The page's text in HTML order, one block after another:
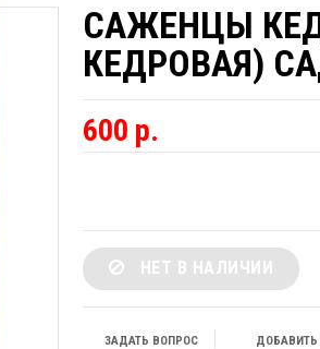
САЖЕНЦЫ
КЕДРОВАЯ)
600 р.
НЕТ В НАЛИЧИИ
ЗАДАТЬ ВОПРОС ДОБАВИТЬ